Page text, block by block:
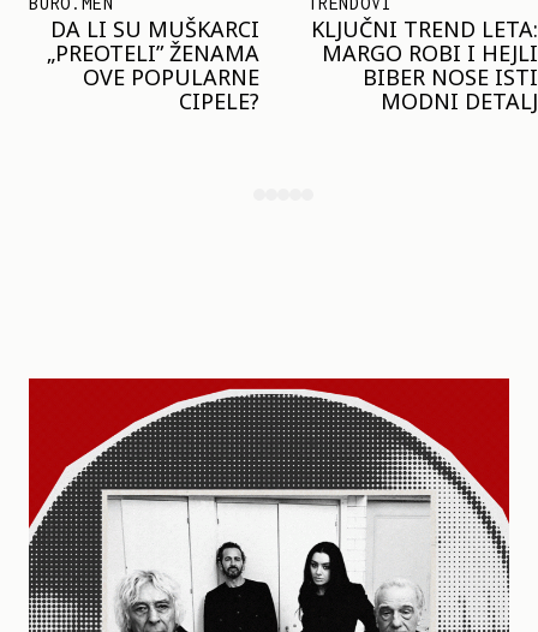
KLJUČNI TREND LETA:
MARGO ROBI I HEJLI
BIBER NOSE ISTI
MODNI DETALJ
JOŠ JE RANO ZA JAKNE
– ALI U RESERVED JE
STIGAO MODEL KOJI
ĆE BITI VELIKI TREND